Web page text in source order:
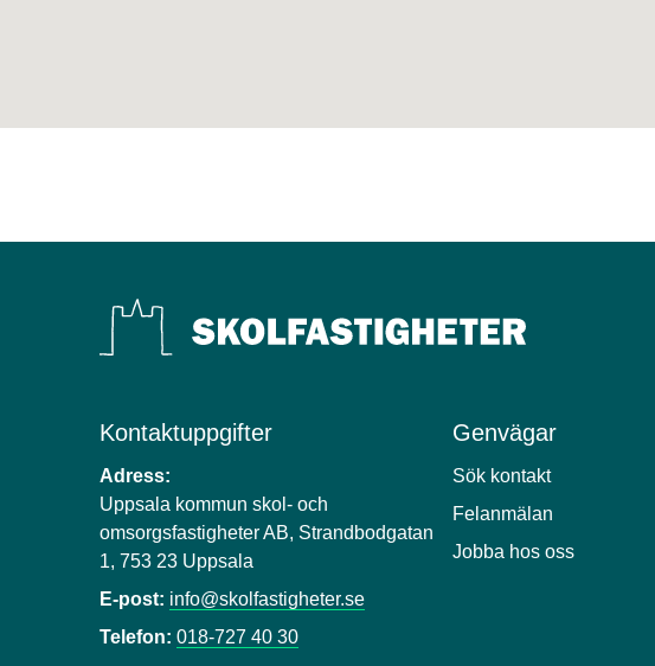
Kontaktuppgifter
Adress:
Uppsala kommun skol- och
omsorgsfastigheter AB, Strandbodgatan
1, 753 23 Uppsala
E-post: info@skolfastigheter.se
Telefon: 018-727 40 30
Genvägar
Sök kontakt
Felanmälan
Jobba hos oss